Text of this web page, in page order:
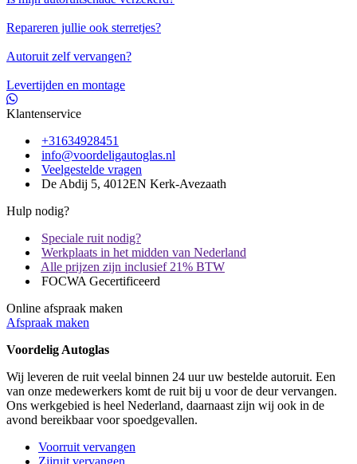
Repareren jullie ook sterretjes?
Autoruit zelf vervangen?
Levertijden en montage
Klantenservice
+31634928451
info@voordeligautoglas.nl
Veelgestelde vragen
De Abdij 5, 4012EN Kerk-Avezaath
Hulp nodig?
Speciale ruit nodig?
Werkplaats in het midden van Nederland
Alle prijzen zijn inclusief 21% BTW
FOCWA Gecertificeerd
Online afspraak maken
Afspraak maken
Voordelig Autoglas
Wij leveren de ruit veelal binnen 24 uur uw bestelde autoruit. Een
van onze medewerkers komt de ruit bij u voor de deur vervangen.
Ons werkgebied is heel Nederland, daarnaast zijn wij ook in de
avond bereikbaar voor spoedgevallen.
Voorruit vervangen